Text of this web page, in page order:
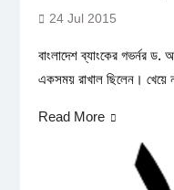
24 Jul 2015
বাংলাদেশ ব্যাংকের গভর্নর
একসময় রাখাল ছিলেন। খেয়ে
Read More